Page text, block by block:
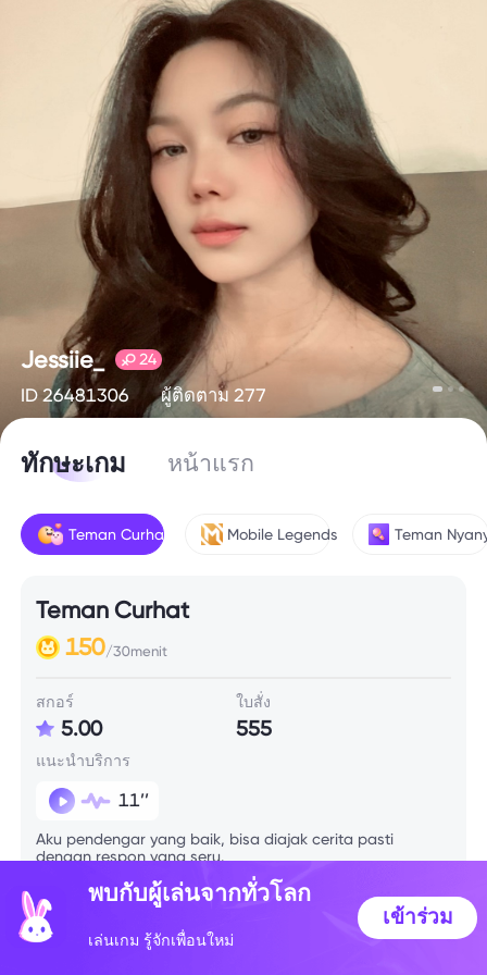
Jessiie_ 24
ID 26481306 ผู้ติดตาม 277
ทักษะเกม หน้าแรก
Teman Curhat Mobile Legends Teman
Teman Curhat
150/30menit
สกอร์
5.00
ใบสั่ง
555
แนะนำบริการ
11’’
Aku pendengar yang baik, bisa diajak cerita pasti
dengan respon yang seru.
พบกับผู้เล่นจากทั่วโลก
เล่นเกม รู้จักเพื่อนใหม่
เข้าร่วม